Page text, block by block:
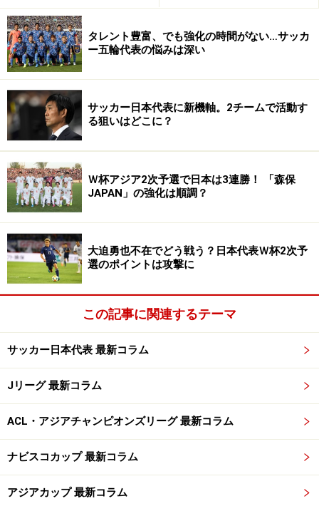
る。
>>つぎのページでは、いよいよ「保有戦力」ランキング
を発表
※記事内容は執筆時点のものです。最新の内容をご確認くださ
1/2 次のページへ
タレント豊富、でも強化の時間がない…サッカ
ー五輪代表の悩みは深い
サッカー日本代表に新機軸。2チームで活動す
る狙いはどこに？
Ｗ杯アジア2次予選で日本は3連勝！ 「森保
JAPAN」の強化は順調？
大迫勇也不在でどう戦う？日本代表Ｗ杯2次予
選のポイントは攻撃に
この記事に関連するテーマ
サッカー日本代表 最新コラム
Jリーグ 最新コラム
ACL・アジアチャンピオンズリーグ 最新コラム
ナビスコカップ 最新コラム
アジアカップ 最新コラム